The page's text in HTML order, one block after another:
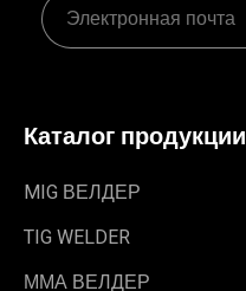
Каталог продукции
MIG ВЕЛДЕР
TIG WELDER
ММА ВЕЛДЕР